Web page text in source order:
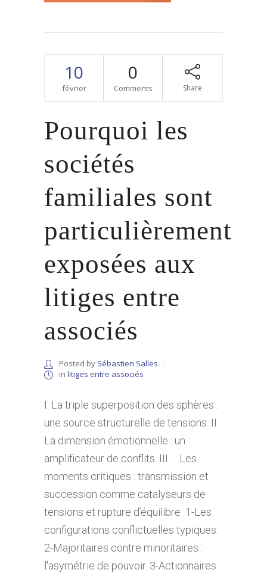
10
février
0
Comments Share
Pourquoi les
sociétés
familiales sont
particulièrement
exposées aux
litiges entre
associés
Posted by Sébastien Salles
in litiges entre associés
I. La triple superposition des sphères :
une source structurelle de tensions. II.
La dimension émotionnelle : un
amplificateur de conflits. III. Les
moments critiques : transmission et
succession comme catalyseurs de
tensions et rupture d’équilibre 1-Les
configurations conflictuelles typiques.
2-Majoritaires contre minoritaires :
l'asymétrie de pouvoir. 3-Actionnaires